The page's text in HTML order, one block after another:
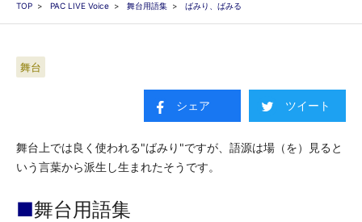
TOP PAC LIVE Voice 舞台用語集 ばみり、ばみる
舞台
シェア ツイート
舞台上では良く使われる"ばみり"ですが、語源は場（を）見ると
いう言葉から派生し生まれたそうです。
■舞台用語集